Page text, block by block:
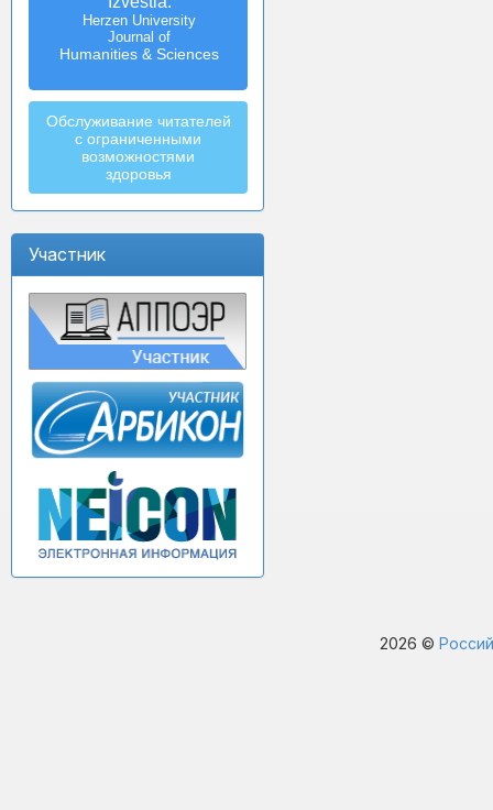
Herzen University
Journal of
Humanities & Sciences
Обслуживание читателей
с ограниченными
возможностями
здоровья
Участник
2026 ©